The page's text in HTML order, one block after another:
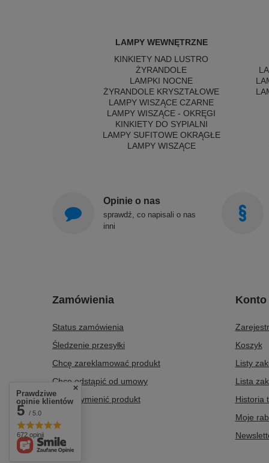
LAMPY WEWNĘTRZNE
KINKIETY NAD LUSTRO
ŻYRANDOLE
LAMPKI NOCNE
ŻYRANDOLE KRYSZTAŁOWE
LAMPY WISZĄCE CZARNE
LAMPY WISZĄCE - OKRĘGI
KINKIETY DO SYPIALNI
LAMPY SUFITOWE OKRĄGŁE
LAMPY WISZĄCE
Opinie o nas
sprawdź, co napisali o nas
inni
Zamówienia
Status zamówienia
Śledzenie przesyłki
Chcę zareklamować produkt
Chcę odstąpić od umowy
Chcę wymienić produkt
Konto
Koszyk
Listy
Lista
Historia
Moje
Prawdziwe
opinie klientów
5 / 5.0
672 opinii